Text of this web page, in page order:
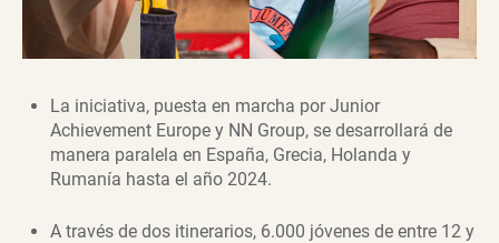
La iniciativa, puesta en marcha por Junior
Achievement Europe y NN Group, se desarrollará de
manera paralela en España, Grecia, Holanda y
Rumanía hasta el año 2024.
A través de dos itinerarios, 6.000 jóvenes de entre 12 y